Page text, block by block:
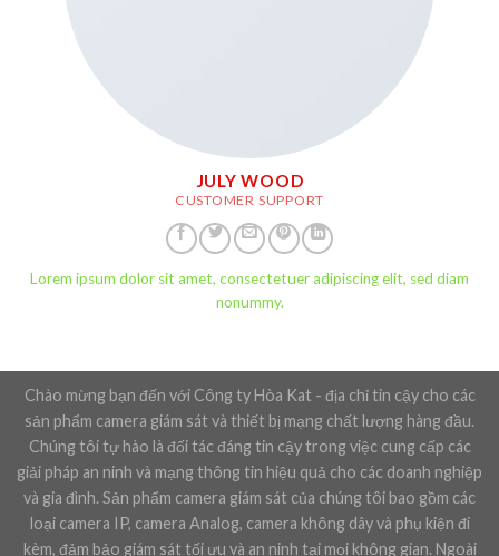
JULY WOOD
CUSTOMER SUPPORT
Lorem ipsum dolor sit amet, consectetuer adipiscing elit, sed diam
nonummy.
Chào mừng bạn đến với Công ty Hòa Kat - địa chỉ tin cậy cho các
sản phẩm camera giám sát và thiết bị mạng chất lượng hàng đầu.
Chúng tôi tự hào là đối tác đáng tin cậy trong việc cung cấp các
giải pháp an ninh và mạng thông tin hiệu quả cho các doanh nghiệp
và gia đình. Sản phẩm camera giám sát của chúng tôi bao gồm các
loại camera IP, camera Analog, camera không dây và phụ kiện đi
kèm, đảm bảo giám sát tối ưu và an ninh tại mọi không gian. Ngoài